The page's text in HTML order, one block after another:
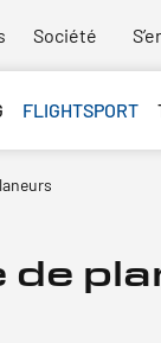
Société
FLIGHTSPORT
de